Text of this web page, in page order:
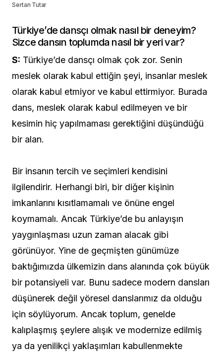
Sertan Tutar
Türkiye’de dansçı olmak nasıl bir deneyim?
Sizce dansın toplumda nasıl bir yeri var?
S: Türkiye’de dansçı olmak çok zor. Senin
meslek olarak kabul ettiğin şeyi, insanlar meslek
olarak kabul etmiyor ve kabul ettirmiyor. Burada
dans, meslek olarak kabul edilmeyen ve bir
kesimin hiç yapılmaması gerektiğini düşündüğü
bir alan.
Bir insanın tercih ve seçimleri kendisini
ilgilendirir. Herhangi biri, bir diğer kişinin
imkanlarını kısıtlamamalı ve önüne engel
koymamalı. Ancak Türkiye’de bu anlayışın
yaygınlaşması uzun zaman alacak gibi
görünüyor. Yine de geçmişten günümüze
baktığımızda ülkemizin dans alanında çok büyük
bir potansiyeli var. Bunu sadece modern dansları
düşünerek değil yöresel danslarımız da olduğu
için söylüyorum. Ancak toplum, genelde
kalıplaşmış şeylere alışık ve modernize edilmiş
ya da yenilikçi yaklaşımları kabullenmekte